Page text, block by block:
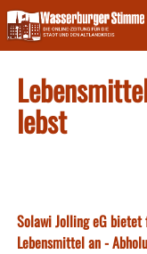
Skip
to
content
lebst
Solawi Jolling eG bietet
Lebensmittel an -